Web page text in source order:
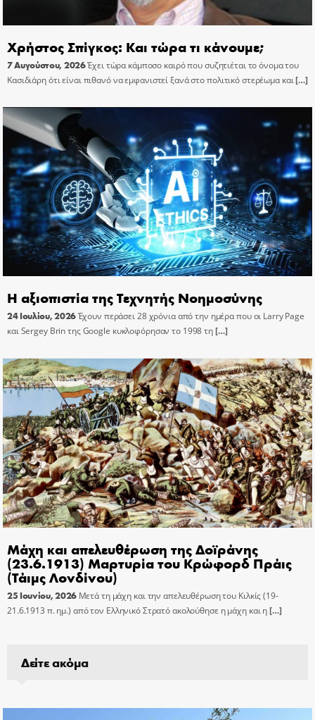
Χρήστος Σπίγκος: Και τώρα τι κάνουμε;
7 Αυγούστου, 2026Έχει τώρα κάμποσο καιρό που συζητιέται το όνομα του
Κασιδιάρη ότι είναι πιθανό να εμφανιστεί ξανά στο πολιτικό στερέωμα και[…]
Η αξιοπιστία της Τεχνητής Νοημοσύνης
24 Ιουλίου, 2026Έχουν περάσει 28 χρόνια από την ημέρα που οι Larry Page
και Sergey Brin της Google κυκλοφόρησαν το 1998 τη[…]
Μάχη και απελευθέρωση της Δοϊράνης
(23.6.1913) Μαρτυρία του Κρώφορδ Πράις
(Τάιμς Λονδίνου)
25 Ιουνίου, 2026 Μετά τη μάχη και την απελευθέρωση του Κιλκίς (19-
21.6.1913 π. ημ.) από τον Ελληνικό Στρατό ακολούθησε η μάχη και η[…]
Δείτε ακόμα